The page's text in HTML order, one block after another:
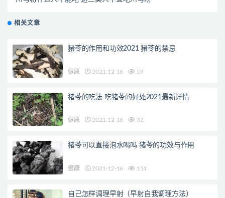
相关文章
猪苓的作用和功效2021 猪苓的禁忌
健康 2021-12-16 59
猪苓的吃法 吃猪苓的好处2021最新详情
健康 2021-12-16 32
猪苓可以直接泡水喝吗 猪苓的功效与作用
健康 2021-12-16 114
自己怎样调理早射（早射自我调理方法）